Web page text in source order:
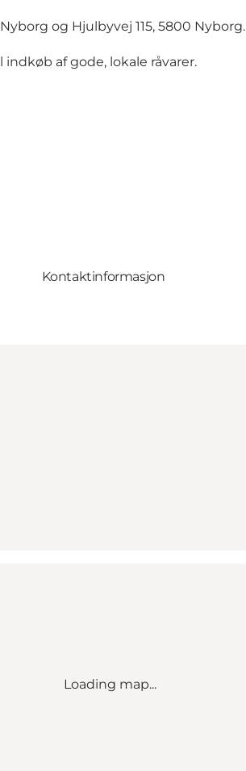
og Hjulbyvej 115, 5800 Nyborg.
af gode, lokale råvarer.
Kontaktinformasjon
Loading map...